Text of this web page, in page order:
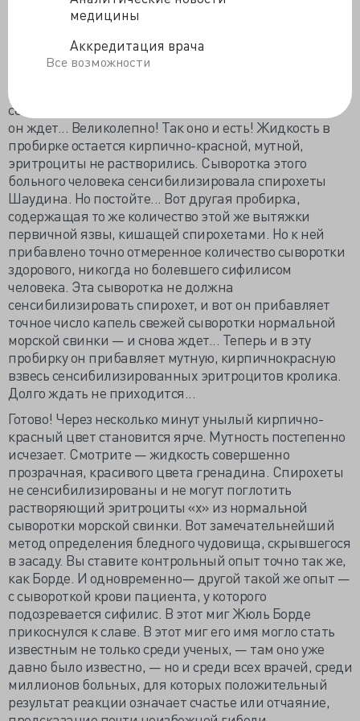
медицины
Аккредитация врача
Все возможности
Борде ждет, пока закончится эта незримая,
доказать, что спирохеты сенсибилизированы...
кирпичнокрасной, мутной взвеси
сенсибилизированных эритроцитов кролика. Потом
он ждет... Великолепно! Так оно и есть! Жидкость в
пробирке остается кирпично-красной, мутной,
эритроциты не растворились. Сыворотка этого
больного человека сенсибилизировала спирохеты
Шаудина. Но постойте... Вот другая пробирка,
содержащая то же количество этой же вытяжки
первичной язвы, кишащей спирохетами. Но к ней
прибавлено точно отмеренное количество сыворотки
здорового, никогда но болевшего сифилисом
человека. Эта сыворотка не должна
сенсибилизировать спирохет, и вот он прибавляет
точное число капель свежей сыворотки нормальной
морской свинки — и снова ждет... Теперь и в эту
пробирку он прибавляет мутную, кирпичнокрасную
взвесь сенсибилизированных эритроцитов кролика.
Долго ждать не приходится...
Готово! Через несколько минут унылый кирпично-
красный цвет становится ярче. Мутность постепенно
исчезает. Смотрите — жидкость совершенно
прозрачная, красивого цвета гренадина. Спирохеты
не сенсибилизированы и не могут поглотить
растворяющий эритроциты «х» из нормальной
сыворотки морской свинки. Вот замечательнейший
метод определения бледного чудовища, скрывшегося
в засаду. Вы ставите контрольный опыт точно так же,
как Борде. И одновременно— другой такой же опыт —
с сывороткой крови пациента, у которого
подозревается сифилис. В этот миг Жюль Борде
прикоснулся к славе. В этот миг его имя могло стать
известным не только среди ученых, — там оно уже
давно было известно, — но и среди всех врачей, среди
миллионов больных, для которых положительный
результат реакции означает счастье или отчаяние,